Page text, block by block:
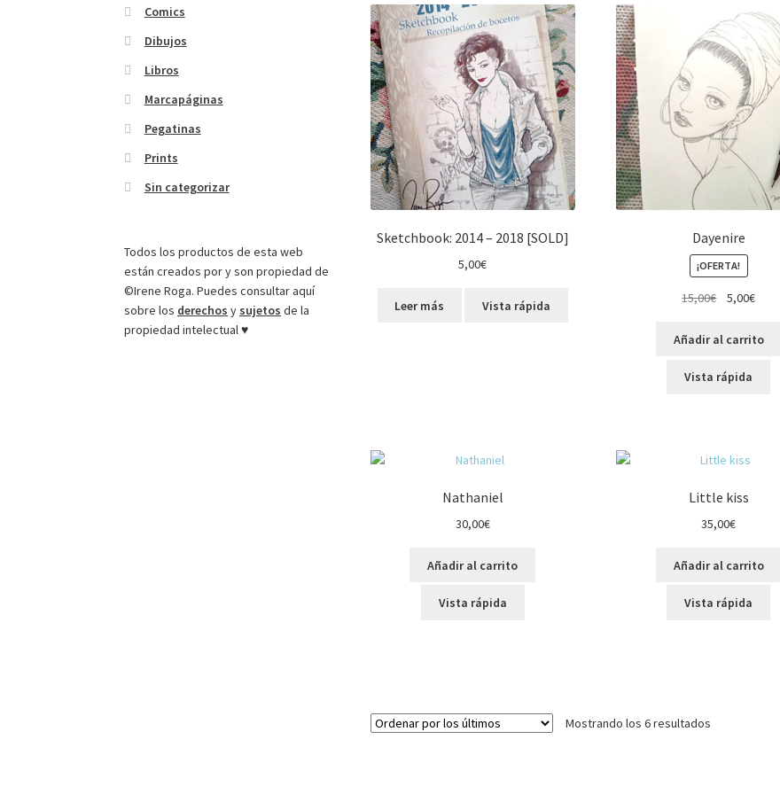
últimos
Sketchbook: 2014 – 2018 [SOLD]
5,00€
Leer más Vista rápida
Dayenire
¡OFERTA!
15,00€
El
original
15,00€.
5,00€El
actual
Añadir al carrito
Vista rápida
Nathaniel
30,00€
Añadir al carrito
Vista rápida
Little kiss
35,00€
Añadir al carrito
Vista rápida
Mostrando los 6 resultadosOrdenado
Comics
Dibujos
Libros
Marcapáginas
Pegatinas
Prints
Sin categorizar
Todos los productos de esta web
están creados por y son propiedad de
©Irene Roga. Puedes consultar aquí
sobre los derechos y sujetos de la
propiedad intelectual ♥